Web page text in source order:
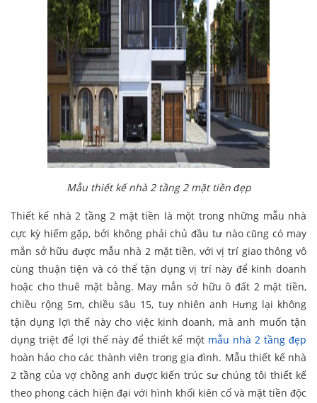
Mẫu thiết kế nhà 2 tầng 2 mặt tiền đẹp
Thiết kế nhà 2 tầng 2 mặt tiền là một trong những mẫu nhà
cực kỳ hiếm gặp, bởi không phải chủ đầu tư nào cũng có may
mắn sở hữu được mẫu nhà 2 mặt tiền, với vị trí giao thông vô
cùng thuận tiện và có thể tận dụng vị trí này để kinh doanh
hoặc cho thuê mặt bằng. May mắn sở hữu ô đất 2 mặt tiền,
chiều rộng 5m, chiều sâu 15, tuy nhiên anh Hưng lại không
tận dụng lợi thế này cho việc kinh doanh, mà anh muốn tận
dụng triệt để lợi thế này để thiết kế một mẫu nhà 2 tầng đẹp
hoàn hảo cho các thành viên trong gia đình. Mẫu thiết kế nhà
2 tầng của vợ chồng anh được kiến trúc sư chúng tôi thiết kế
theo phong cách hiện đại với hình khối kiên cố và mặt tiền độc